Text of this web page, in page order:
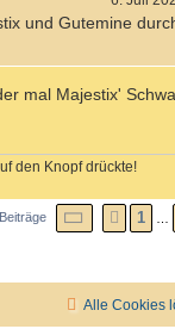
und Gutemine
mal Majestix'
den Knopf drückte!
SEITE 12
1
Alle Cookies